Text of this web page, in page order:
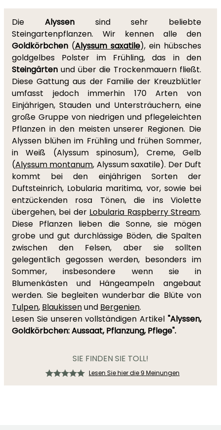
Die Alyssensind sehr beliebte
Steingartenpflanzen. Wir kennen alle den
Goldkörbchen (Alyssum saxatile), ein hübsches
goldgelbes Polster im Frühling, das in den
Steingärten und über die Trockenmauern fließt.
Diese Gattung aus der Familie der Kreuzblütler
umfasst jedoch immerhin 170 Arten von
Einjährigen, Stauden und Untersträuchern, eine
große Gruppe von niedrigen und pflegeleichten
Pflanzen in den meisten unserer Regionen. Die
Alyssen blühen im Frühling und frühen Sommer,
in Weiß (Alyssum spinosum), Creme, Gelb
(Alyssum montanum, Alyssum saxatile). Der Duft
kommt bei den einjährigen Sorten der
Duftsteinrich, Lobularia maritima, vor, sowie bei
entzückenden rosa Tönen, die ins Violette
übergehen, bei der Lobularia Raspberry Stream.
Diese Pflanzen lieben die Sonne, sie mögen
grobe und gut durchlässige Böden, die Spalten
zwischen den Felsen, aber sie sollten
gelegentlich gegossen werden, besonders im
Sommer, insbesondere wenn sie in
Blumenkästen und Hängeampeln angebaut
werden. Sie begleiten wunderbar die Blüte von
Tulpen, Blaukissenund Bergenien.
Lesen Sie unseren vollständigen Artikel "Alyssen,
Goldkörbchen: Aussaat, Pflanzung, Pflege".
SIE FINDEN SIE TOLL!
Lesen Sie hier die 9 Meinungen